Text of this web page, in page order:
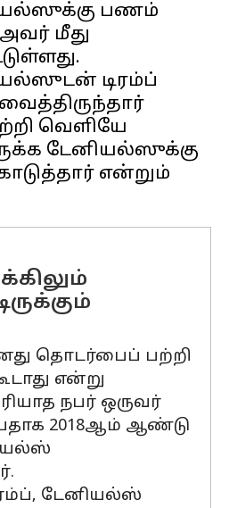
பணம்
மீது
டிரம்ப்
வெளியே
டேனியல்ஸுக்கு
என்றும்
தொடர்பைப் பற்றி
என்று
நபர் ஒருவர்
2018ஆம் ஆண்டு
டேனியல்ஸ்